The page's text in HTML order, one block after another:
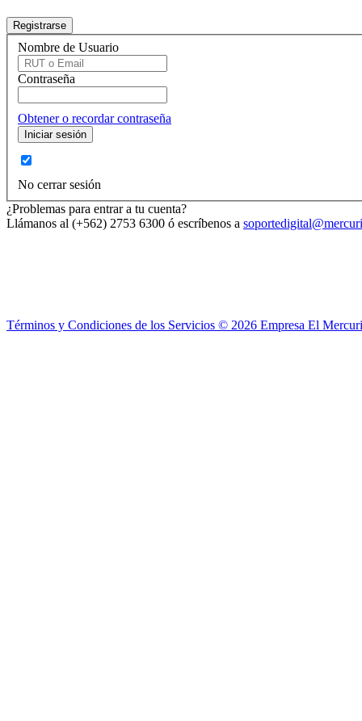
Nombre de Usuario
Contraseña
Obtener o recordar contraseña
No cerrar sesión
¿Problemas para entrar a tu cuenta?
Llámanos al (+562) 2753 6300 ó escríbenos a
Términos y Condiciones de los Servicios © 2026 Empresa El